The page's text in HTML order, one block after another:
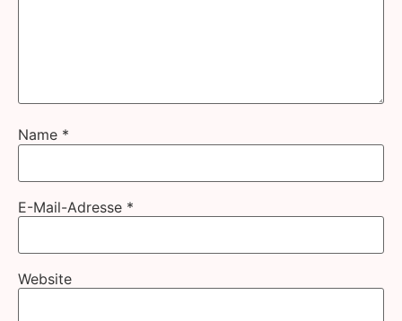
Name *
E-Mail-Adresse *
Website